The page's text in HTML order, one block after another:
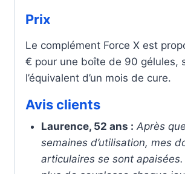
Prix
Le complément Force X est
€ pour une boîte de 90 gélules,
l’équivalent d’un mois de cure.
Avis clients
Laurence, 52 ans : Après
semaines d’utilisation, mes
articulaires se sont